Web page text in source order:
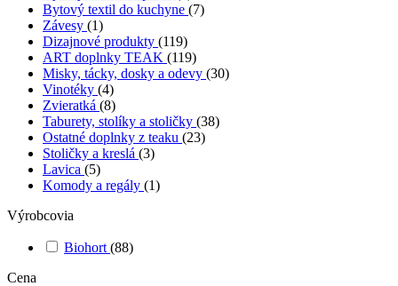
Bytový textil do kuchyne (7)
Závesy (1)
Dizajnové produkty (119)
ART doplnky TEAK (119)
Misky, tácky, dosky a odevy (30)
Vinotéky (4)
Zvieratká (8)
Taburety, stolíky a stoličky (38)
Ostatné doplnky z teaku (23)
Stoličky a kreslá (3)
Lavica (5)
Komody a regály (1)
Výrobcovia
Biohort (88)
Cena